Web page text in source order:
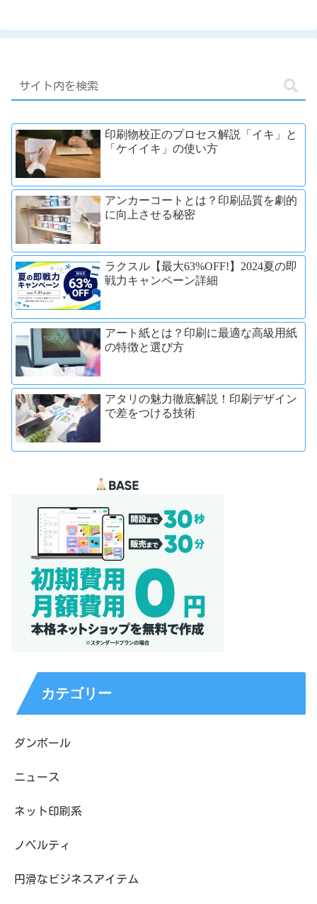
印刷物校正のプロセス解説「イキ」と
「ケイイキ」の使い方
アンカーコートとは？印刷品質を劇的
に向上させる秘密
ラクスル【最大63%OFF!】2024夏の即
戦力キャンペーン詳細
アート紙とは？印刷に最適な高級用紙
の特徴と選び方
アタリの魅力徹底解説！印刷デザイン
で差をつける技術
カテゴリー
ダンボール
ニュース
ネット印刷系
ノベルティ
円滑なビジネスアイテム